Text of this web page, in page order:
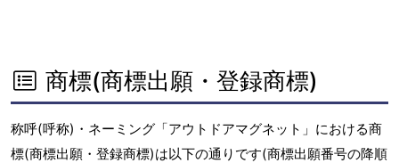
商標(商標出願・登録商標)
称呼(呼称)・ネーミング「アウトドアマグネット」における商
標(商標出願・登録商標)は以下の通りです(商標出願番号の降順